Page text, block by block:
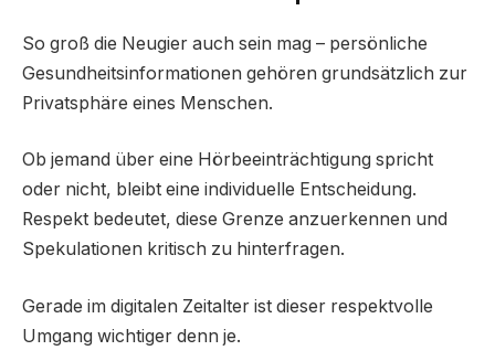
So groß die Neugier auch sein mag – persönliche
Gesundheitsinformationen gehören grundsätzlich zur
Privatsphäre eines Menschen.
Ob jemand über eine Hörbeeinträchtigung spricht
oder nicht, bleibt eine individuelle Entscheidung.
Respekt bedeutet, diese Grenze anzuerkennen und
Spekulationen kritisch zu hinterfragen.
Gerade im digitalen Zeitalter ist dieser respektvolle
Umgang wichtiger denn je.